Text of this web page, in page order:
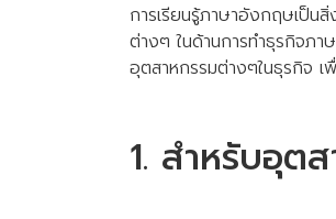
การเรียนรู้ภาษาอังกฤษเป็น
ต่างๆ ในด้านการทำธุรกิจภา
อุตสาหกรรมต่างๆในธุรกิจ เ
1. สำหรับอุต